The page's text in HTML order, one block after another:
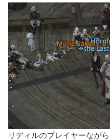
リディルのプレイヤーなが